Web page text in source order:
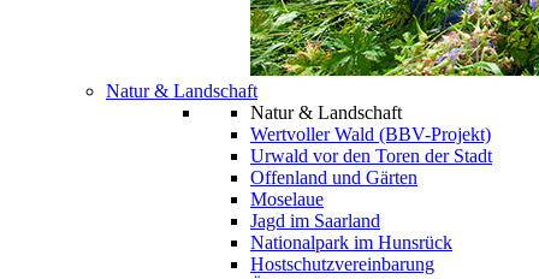
Natur & Landschaft
Natur & Landschaft
Wertvoller Wald (BBV-Projekt)
Urwald vor den Toren der Stadt
Offenland und Gärten
Moselaue
Jagd im Saarland
Nationalpark im Hunsrück
Hostschutzvereinbarung